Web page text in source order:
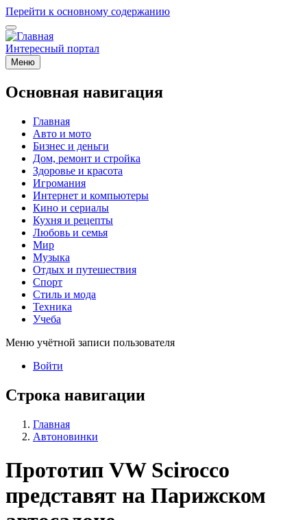
Перейти к основному содержанию
Интересный портал
Меню
Основная навигация
Главная
Авто и мото
Бизнес и деньги
Дом, ремонт и стройка
Здоровье и красота
Игромания
Интернет и компьютеры
Кино и сериалы
Кухня и рецепты
Любовь и семья
Мир
Музыка
Отдых и путешествия
Спорт
Стиль и мода
Техника
Учеба
Меню учётной записи пользователя
Войти
Строка навигации
Главная
Автоновинки
Прототип VW Scirocco
представят на Парижском